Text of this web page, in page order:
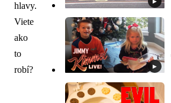
hlavy.
Viete
ako
to
robí?
▶